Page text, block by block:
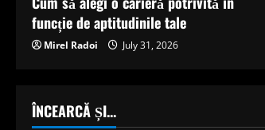
g
funcție de aptitudinile tale
Mirel Radoi July 31, 2026
ÎNCEARCĂ ȘI...